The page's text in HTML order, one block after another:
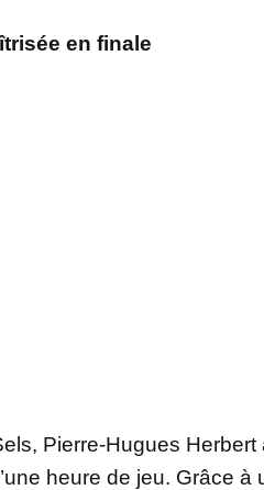
en finale
Pierre-Hugues
heure de jeu. Grâce